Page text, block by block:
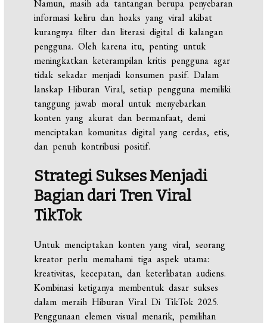
Namun, masih ada tantangan berupa penyebaran
informasi keliru dan hoaks yang viral akibat
kurangnya filter dan literasi digital di kalangan
pengguna. Oleh karena itu, penting untuk
meningkatkan keterampilan kritis pengguna agar
tidak sekadar menjadi konsumen pasif. Dalam
lanskap Hiburan Viral, setiap pengguna memiliki
tanggung jawab moral untuk menyebarkan
konten yang akurat dan bermanfaat, demi
menciptakan komunitas digital yang cerdas, etis,
dan penuh kontribusi positif.
Strategi Sukses Menjadi
Bagian dari Tren Viral
TikTok
Untuk menciptakan konten yang viral, seorang
kreator perlu memahami tiga aspek utama:
kreativitas, kecepatan, dan keterlibatan audiens.
Kombinasi ketiganya membentuk dasar sukses
dalam meraih Hiburan Viral Di TikTok 2025.
Penggunaan elemen visual menarik, pemilihan